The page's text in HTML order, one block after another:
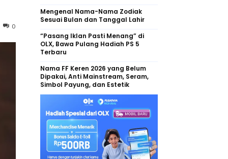
0
Mengenal Nama-Nama Zodiak
Sesuai Bulan dan Tanggal Lahir
“Pasang Iklan Pasti Menang” di
OLX, Bawa Pulang Hadiah PS 5
Terbaru
Nama FF Keren 2026 yang Belum
Dipakai, Anti Mainstream, Seram,
Simbol Payung, dan Estetik